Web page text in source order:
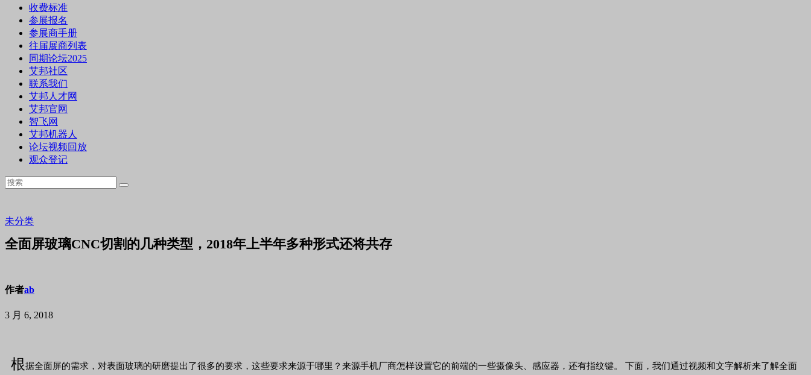
收费标准
参展报名
参展商手册
往届展商列表
同期论坛2025
艾邦社区
联系我们
艾邦人才网
艾邦官网
智飞网
艾邦机器人
论坛视频回放
观众登记
未分类
全面屏玻璃CNC切割的几种类型，2018年上半年多种形式还将共存
作者ab
3 月 6, 2018
根据全面屏的需求，对表面玻璃的研磨提出了很多的要求，这些要求来源于哪里？来源手机厂商怎样设置它的前端的一些摄像头、感应器，还有指纹键。 下面，我们通过视频和文字解析来了解全面